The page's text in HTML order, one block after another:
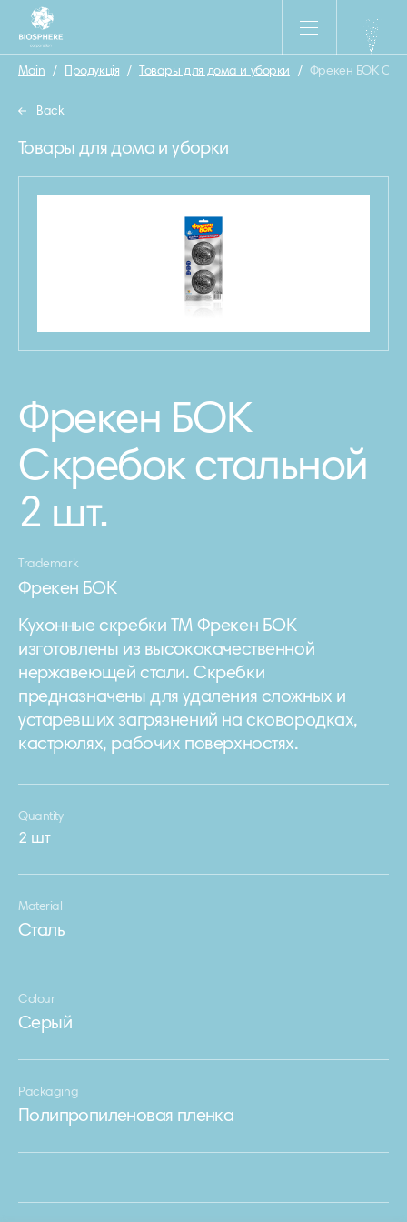
Main / Продукція / Товары для дома и уборки / Фрекен БОК
Back
Товары для дома и уборки
Фрекен БОК
Скребок стальной
2 шт.
Trademark
Фрекен БОК
Кухонные скребки ТМ Фрекен БОК
изготовлены из высококачественной
нержавеющей стали. Скребки
предназначены для удаления сложных и
устаревших загрязнений на сковородках,
кастрюлях, рабочих поверхностях.
Quantity
2 шт
Material
Сталь
Colour
Серый
Packaging
Полипропиленовая пленка